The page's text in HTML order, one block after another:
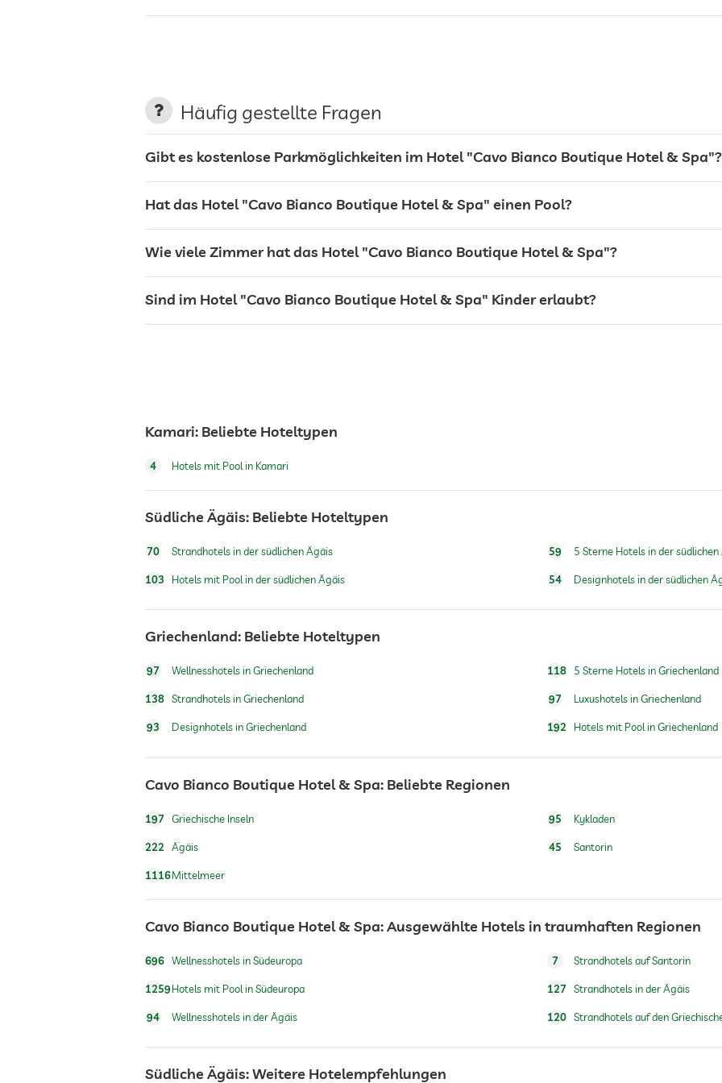
Flughafen Shuttle
Hunde erlaubt
Fitnessraum
Wellnessmassagen
Ganzkörpermassagen
Wellnessbereich
Häufig gestellte Fragen
Gibt es kostenlose Parkmöglichkeiten im Hotel "Cavo Bianco Boutique Hotel & Spa"?
Hat das Hotel "Cavo Bianco Boutique Hotel & Spa" einen Pool?
Wie viele Zimmer hat das Hotel "Cavo Bianco Boutique Hotel & Spa"?
Sind im Hotel "Cavo Bianco Boutique Hotel & Spa" Kinder erlaubt?
Kamari: Beliebte Hoteltypen
4 Hotels mit Pool in Kamari
Südliche Ägäis: Beliebte Hoteltypen
70 Strandhotels in der südlichen Ägäis
103 Hotels mit Pool in der südlichen Ägäis
59 5 Sterne Hotels in der südlichen
54 Designhotels in der südlichen
Griechenland: Beliebte Hoteltypen
97 Wellnesshotels in Griechenland
138 Strandhotels in Griechenland
93 Designhotels in Griechenland
118 5 Sterne Hotels in Griechenland
97 Luxushotels in Griechenland
192 Hotels mit Pool in Griechenland
Cavo Bianco Boutique Hotel & Spa: Beliebte Regionen
197 Griechische Inseln
222 Ägäis
1116Mittelmeer
95 Kykladen
45 Santorin
Cavo Bianco Boutique Hotel & Spa: Ausgewählte Hotels in traumhaften Regionen
696 Wellnesshotels in Südeuropa
1259Hotels mit Pool in Südeuropa
94 Wellnesshotels in der Ägäis
7 Strandhotels auf Santorin
127 Strandhotels in der Ägäis
120 Strandhotels auf den
Südliche Ägäis: Weitere Hotelempfehlungen